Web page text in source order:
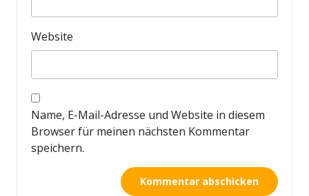
Website
Name, E-Mail-Adresse und Website in diesem
Browser für meinen nächsten Kommentar
speichern.